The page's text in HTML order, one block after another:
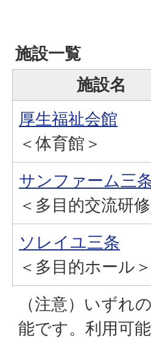
施設一覧
施設名
厚生福祉会館
＜体育館＞
サンファーム三
＜多目的交流研
ソレイユ三条
＜多目的ホール＞
（注意）いずれ
能です。利用可